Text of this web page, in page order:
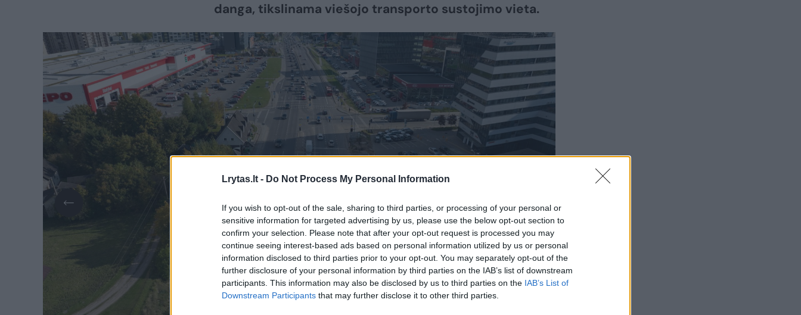
Lrytas.lt - Do Not Process My Personal Information
If you wish to opt-out of the sale, sharing to third parties, or processing of your personal or
sensitive information for targeted advertising by us, please use the below opt-out section to
confirm your selection. Please note that after your opt-out request is processed you may
continue seeing interest-based ads based on personal information utilized by us or personal
information disclosed to third parties prior to your opt-out. You may separately opt-out of the
further disclosure of your personal information by third parties on the IAB’s list of downstream
participants. This information may also be disclosed by us to third parties on the IAB’s List of
Downstream Participants that may further disclose it to other third parties.
danga, tikslinama viešojo transporto sustojimo vieta.